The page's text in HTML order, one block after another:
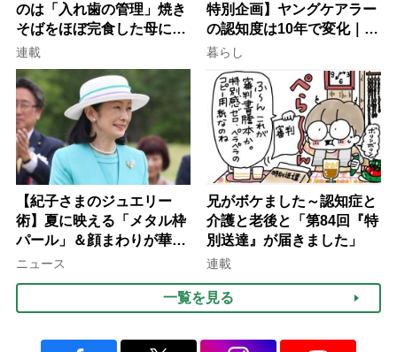
のは「入れ歯の管理」焼き
そばをほぼ完食した母に息
子が血の気が引いた理由
連載
特別企画】ヤングケアラー
の認知度は10年で変化｜流
行語大賞にノミネート、法
律にも明記されたが果たし
て現在は？
暮らし
【紀子さまのジュエリー
術】夏に映える「メタル枠
パール」＆顔まわりが華や
ぐ「揺れる一粒」の使い分
ニュース
兄がボケました～認知症と
介護と老後と「第84回『特
別送達』が届きました」
連載
一覧を見る